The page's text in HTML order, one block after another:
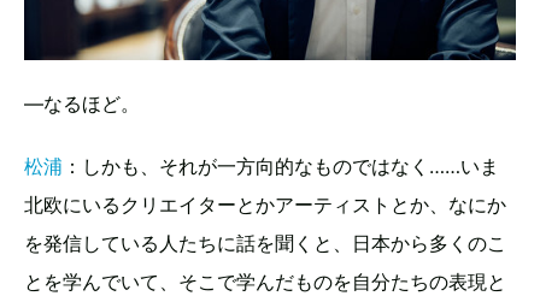
—なるほど。
松浦 ：しかも、それが一方向的なものではなく……いま
北欧にいるクリエイターとかアーティストとか、なにか
を発信している人たちに話を聞くと、日本から多くのこ
とを学んでいて、そこで学んだものを自分たちの表現と